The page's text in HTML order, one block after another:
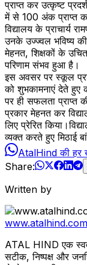
प्राप्त कर उत्कृष्ट
में से 100 अंक प्राप्त कर
विद्यालय के प्राचार्य
उनके उज्ज्वल भविष्य की
मेहनत, शिक्षकों के
परिणाम संभव हुआ है।
इस अवसर पर स्कूल
को शुभकामनाएं देते
पर ही सफलता प्राप्त
प्रकार मेहनत कर
लिए प्रेरित
व्यक्त करते हुए मिठाई
AtalHind की हर
Share:
Written by
www.atalhind.com
ATAL HIND एक
सटीक, निष्पक्ष और